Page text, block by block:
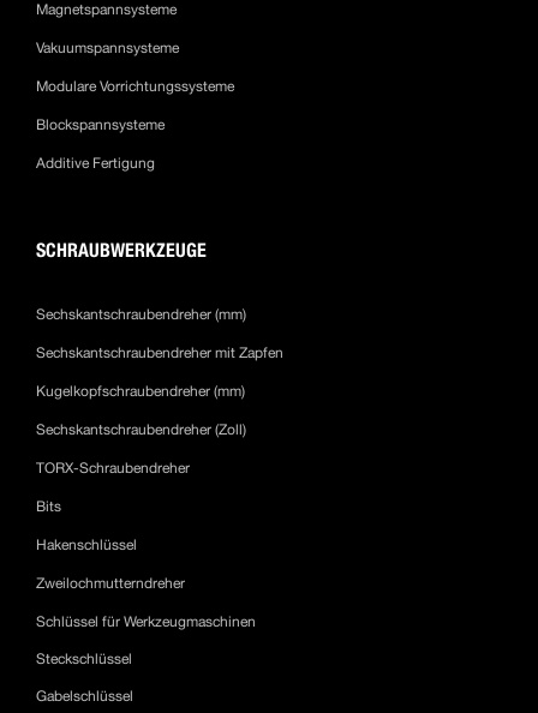
Magnetspannsysteme
Vakuumspannsysteme
Modulare Vorrichtungssysteme
Blockspannsysteme
Additive Fertigung
SCHRAUBWERKZEUGE
Sechskantschraubendreher (mm)
Sechskantschraubendreher mit Zapfen
Kugelkopfschraubendreher (mm)
Sechskantschraubendreher (Zoll)
TORX-Schraubendreher
Bits
Hakenschlüssel
Zweilochmutterndreher
Schlüssel für Werkzeugmaschinen
Steckschlüssel
Gabelschlüssel